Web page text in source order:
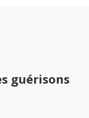
guérisons